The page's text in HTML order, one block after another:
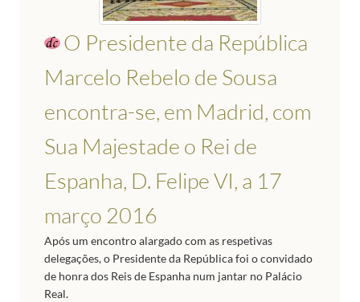
O Presidente da República
Marcelo Rebelo de Sousa
encontra-se, em Madrid, com
Sua Majestade o Rei de
Espanha, D. Felipe VI, a 17
março 2016
Após um encontro alargado com as respetivas
delegações, o Presidente da República foi o convidado
de honra dos Reis de Espanha num jantar no Palácio
Real.